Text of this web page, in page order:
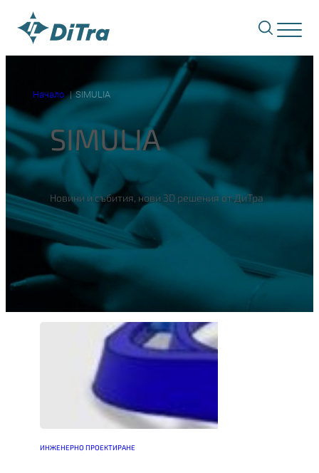
Начало SIMULIA
SIMULIA
Новини и събития, нови 3D решения от ДиТра
ИНЖЕНЕРНО ПРОЕКТИРАНЕ